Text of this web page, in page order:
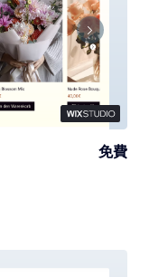
免費